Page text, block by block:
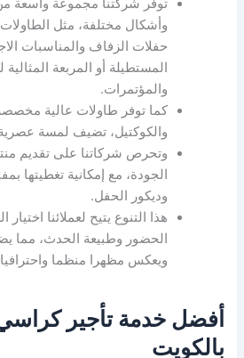
توفر شركتنا مجموعة واسعة
وأشكال مختلفة، مثل
حفلات الزفاف والمناسبات
المستطيلة أو المربعة
والمؤتمرات.
كما توفر طاولات عالية
والكوكتيل، تضيف لمسة عصرية
وتحرص شركاتنا على تقديم
الجودة، مع إمكانية تغطيتها
وديكور الحفل.
هذا التنوع يتيح لعملائنا
الحضور وطبيعة الحدث، مما
ويعكس مظهرا منظما
أفضل خدمة تأجير
بالكويت